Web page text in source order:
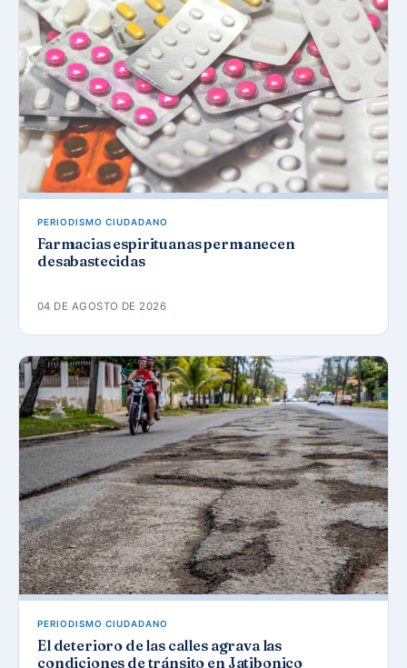
PERIODISMO CIUDADANO
Farmacias espirituanas permanecen
desabastecidas
04 DE AGOSTO DE 2026
PERIODISMO CIUDADANO
El deterioro de las calles agrava las
condiciones de tránsito en Jatibonico